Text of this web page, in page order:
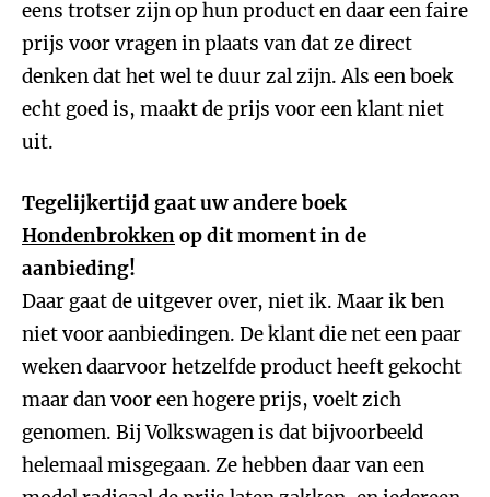
eens trotser zijn op hun product en daar een faire
prijs voor vragen in plaats van dat ze direct
denken dat het wel te duur zal zijn. Als een boek
echt goed is, maakt de prijs voor een klant niet
uit.
Tegelijkertijd gaat uw andere boek
Hondenbrokkenop dit moment in de
aanbieding!
Daar gaat de uitgever over, niet ik. Maar ik ben
niet voor aanbiedingen. De klant die net een paar
weken daarvoor hetzelfde product heeft gekocht
maar dan voor een hogere prijs, voelt zich
genomen. Bij Volkswagen is dat bijvoorbeeld
helemaal misgegaan. Ze hebben daar van een